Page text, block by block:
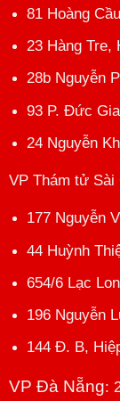
81 Hoàng
23 Hàng Tre,
28b Nguyễn
93 P. Đức
24 Nguyễn
VP Thám tử Sài
177 Nguyễn
44 Huỳnh
654/6 Lạc
196 Nguyễn
144 Đ. B,
VP Đà Nẵng: